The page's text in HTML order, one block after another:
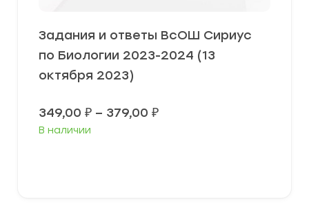
Задания и ответы ВсОШ Сириус
по Биологии 2023-2024 (13
октября 2023)
349,00 ₽ – 379,00 ₽Диапазон
В наличии